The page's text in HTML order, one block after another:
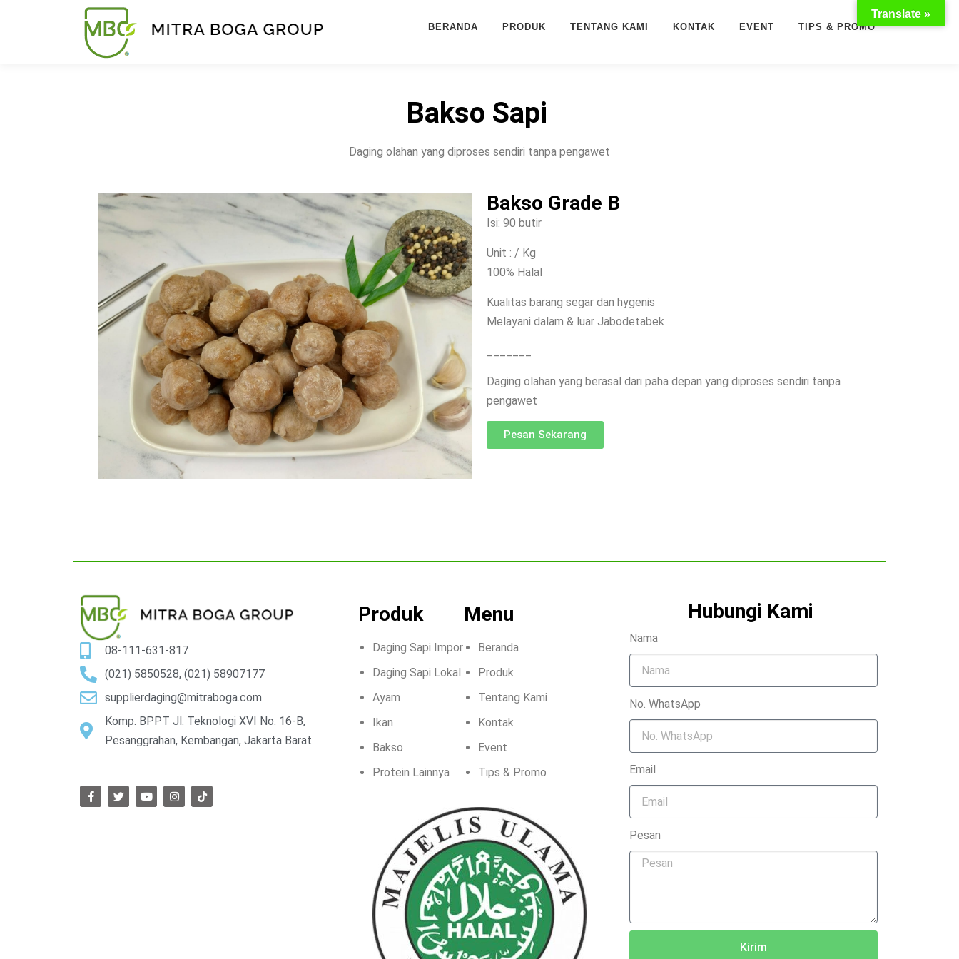
BERANDA PRODUK TENTANG KAMI KONTAK EVENT TIPS & PROMO
Bakso Sapi
Daging olahan yang diproses sendiri tanpa pengawet
Bakso Grade B
Isi: 90 butir
Unit : / Kg
100% Halal
Kualitas barang segar dan hygenis
Melayani dalam & luar Jabodetabek
Daging olahan yang berasal dari paha depan yang diproses sendiri tanpa
pengawet
Pesan Sekarang
08-111-631-817
(021) 5850528, (021) 58907177
supplierdaging@mitraboga.com
Komp. BPPT Jl. Teknologi XVI No. 16-B,
Pesanggrahan, Kembangan, Jakarta Barat
Produk
Daging Sapi Impor
Daging Sapi Lokal
Ayam
Ikan
Bakso
Protein Lainnya
Menu
Beranda
Produk
Tentang Kami
Kontak
Event
Tips & Promo
Hubungi Kami
Nama
No. WhatsApp
Email
Pesan
Kirim
Translate »